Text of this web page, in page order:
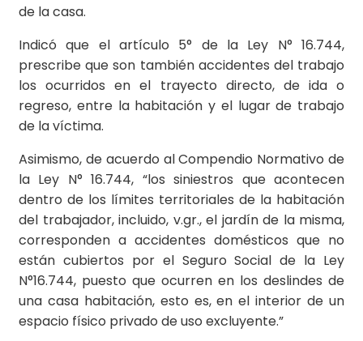
de la casa.
Indicó que el artículo 5° de la Ley N° 16.744,
prescribe que son también accidentes del trabajo
los ocurridos en el trayecto directo, de ida o
regreso, entre la habitación y el lugar de trabajo
de la víctima.
Asimismo, de acuerdo al Compendio Normativo de
la Ley N° 16.744, “los siniestros que acontecen
dentro de los límites territoriales de la habitación
del trabajador, incluido, v.gr., el jardín de la misma,
corresponden a accidentes domésticos que no
están cubiertos por el Seguro Social de la Ley
N°16.744, puesto que ocurren en los deslindes de
una casa habitación, esto es, en el interior de un
espacio físico privado de uso excluyente.”